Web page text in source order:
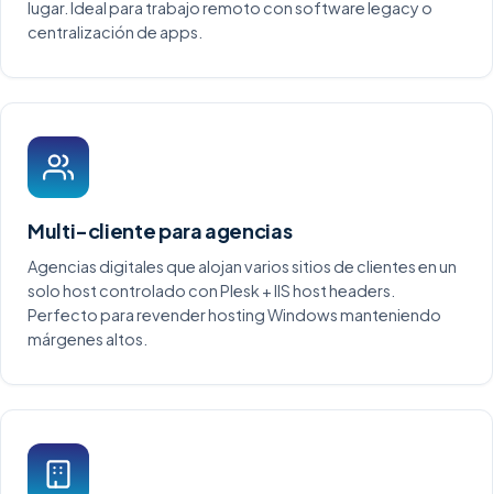
lugar. Ideal para trabajo remoto con software legacy o
centralización de apps.
Multi-cliente para agencias
Agencias digitales que alojan varios sitios de clientes en un
solo host controlado con Plesk + IIS host headers.
Perfecto para revender hosting Windows manteniendo
márgenes altos.